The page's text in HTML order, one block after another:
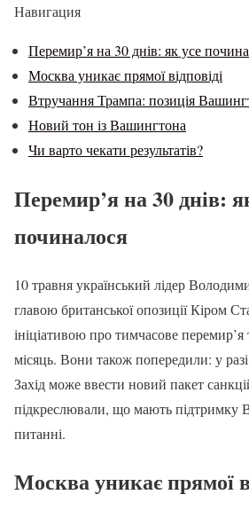
Навигация
Перемир’я на 30 днів: як усе
Москва уникає прямої відповіді
Втручання Трампа: позиція
Новий тон із Вашингтона
Чи варто чекати результатів?
Перемир’я на 30 днів:
починалося
10 травня український лідер
главою британської опозиції Кіром
ініціативою про тимчасове
місяць. Вони також попередили: у
Захід може ввести новий пакет
підкреслювали, що мають підтримку
питанні.
Москва уникає прямої